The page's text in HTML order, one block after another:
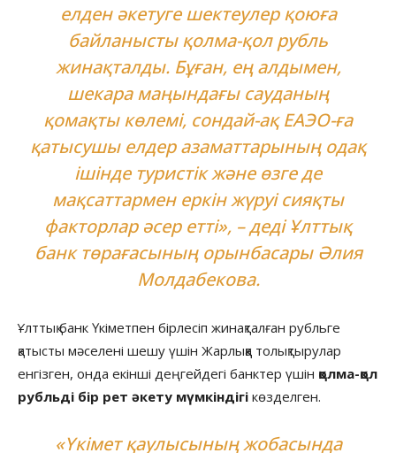
елден әкетуге шектеулер қоюға
байланысты қолма-қол рубль
жинақталды. Бұған, ең алдымен,
шекара маңындағы сауданың
қомақты көлемі, сондай-ақ ЕАЭО-ға
қатысушы елдер азаматтарының одақ
ішінде туристік және өзге де
мақсаттармен еркін жүруі сияқты
факторлар әсер етті», – деді Ұлттық
банк төрағасының орынбасары Әлия
Молдабекова.
Ұлттық банк Үкіметпен бірлесіп жинақталған рубльге
қатысты мәселені шешу үшін Жарлыққа толықтырулар
енгізген, онда екінші деңгейдегі банктер үшін қолма-қол
рубльді бір рет әкету мүмкіндігі көзделген.
«Үкімет қаулысының жобасында